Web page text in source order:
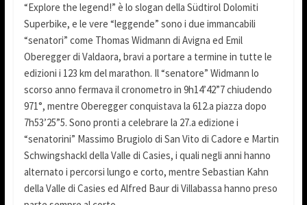
“Explore the legend!” è lo slogan della Südtirol Dolomiti
Superbike, e le vere “leggende” sono i due immancabili
“senatori” come Thomas Widmann di Avigna ed Emil
Oberegger di Valdaora, bravi a portare a termine in tutte le
edizioni i 123 km del marathon. Il “senatore” Widmann lo
scorso anno fermava il cronometro in 9h14’42”7 chiudendo
971°, mentre Oberegger conquistava la 612.a piazza dopo
7h53’25”5. Sono pronti a celebrare la 27.a edizione i
“senatorini” Massimo Brugiolo di San Vito di Cadore e Martin
Schwingshackl della Valle di Casies, i quali negli anni hanno
alternato i percorsi lungo e corto, mentre Sebastian Kahn
della Valle di Casies ed Alfred Baur di Villabassa hanno preso